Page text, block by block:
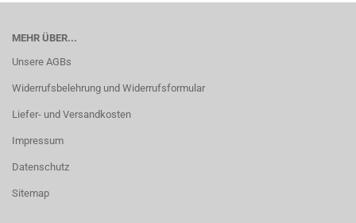
MEHR ÜBER...
Unsere AGBs
Widerrufsbelehrung und Widerrufsformular
Liefer- und Versandkosten
Impressum
Datenschutz
Sitemap